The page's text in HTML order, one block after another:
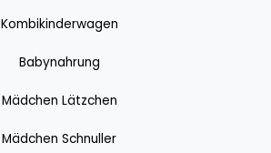
Kombikinderwagen
Babynahrung
Mädchen Lätzchen
Mädchen Schnuller